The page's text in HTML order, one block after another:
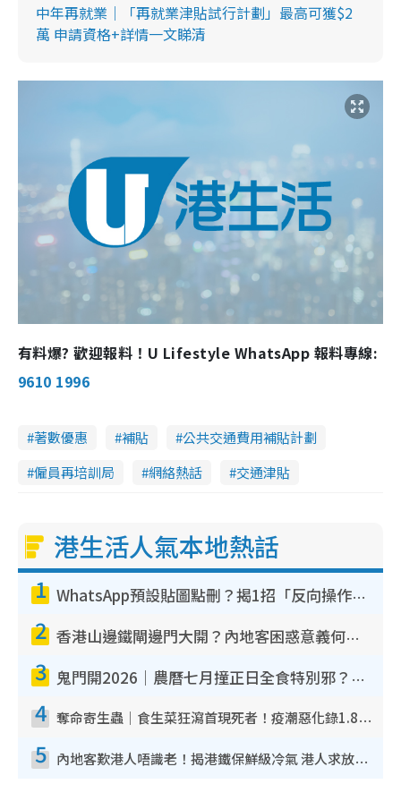
中年再就業｜「再就業津貼試行計劃」最高可獲$2
萬 申請資格+詳情一文睇清
有料爆? 歡迎報料！U Lifestyle WhatsApp 報料專線:
9610 1996
著數優惠 補貼
公共交通費用補貼計劃
僱員再培訓局
網絡熱話 交通津貼
港生活人氣本地熱話
1 WhatsApp預設貼圖點刪？揭1招「反向操作」還原簡潔介面 附3步實測教學
2 香港山邊鐵閘邊門大開？內地客困惑意義何在！網民神回覆：呢種叫法理性防禦
3 鬼門開2026｜農曆七月撞正日全食特別邪？專家警告切忌做一事！揭4大禁忌+2招保平安
4 奪命寄生蟲｜食生菜狂瀉首現死者！疫潮惡化錄1.8萬宗病例 揭洗菜3大謬誤
5 內地客歎港人唔識老！揭港鐵保鮮級冷氣 港人求放過：咪投訴